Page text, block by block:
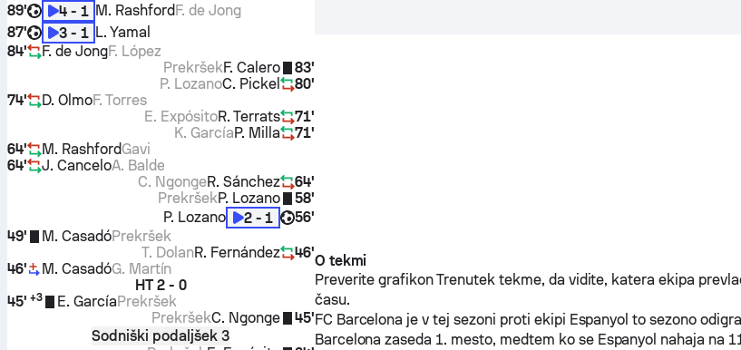
89'
4 - 1 M. RashfordF. de Jong
87'
3 - 1 L. Yamal
84'
F. de JongF. López
83'
F. Calero
Prekršek
80'
C. Pickel
P. Lozano
74'
D. OlmoF. Torres
71'
R. Terrats
E. Expósito
71'
P. Milla
K. García
64'
M. RashfordGavi
64'
J. CanceloA. Balde
64'
R. Sánchez
C. Ngonge
58'
P. Lozano
Prekršek
56'
2 - 1
P. Lozano
49'
M. CasadóPrekršek
46'
R. Fernández
T. Dolan
46'
M. CasadóG. Martín
HT 2 - 0
45' +3 E. GarcíaPrekršek
45'
C. Ngonge
Prekršek
Sodniški podaljšek 3
O tekmi
Preverite grafikon Trenutek tekme, da vidite, katera ekipa
času.
FC Barcelona je v tej sezoni proti ekipi Espanyol to sezono
Barcelona zaseda 1. mesto, medtem ko se Espanyol nahaja na